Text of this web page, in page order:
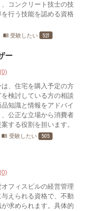
コンクリート技士の技
行う技能を認める資格
menu_book 受験したい 527
ー
、住宅を購入予定の方
検討している方の相談
知識と情報をアドバイ
公正な立場から消費者
する役割を担います。
menu_book 受験したい 505
フィスビルの経営管理
えられる資格で、不動
求められます。具体的